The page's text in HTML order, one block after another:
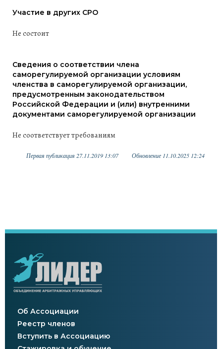
Участие в других СРО
Не состоит
Сведения о соответствии члена
саморегулируемой организации условиям
членства в саморегулируемой организации,
предусмотренным законодательством
Российской Федерации и (или) внутренними
документами саморегулируемой организации
Не соответствует требованиям
Первая публикация 27.11.2019 13:07 Обновление 11.10.2025 12:24
Об Ассоциации
Реестр членов
Вступить в Ассоциацию